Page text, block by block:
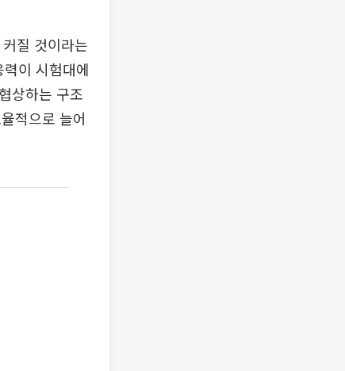
질 것이라는
이 시험대에
상하는 구조
적으로 늘어